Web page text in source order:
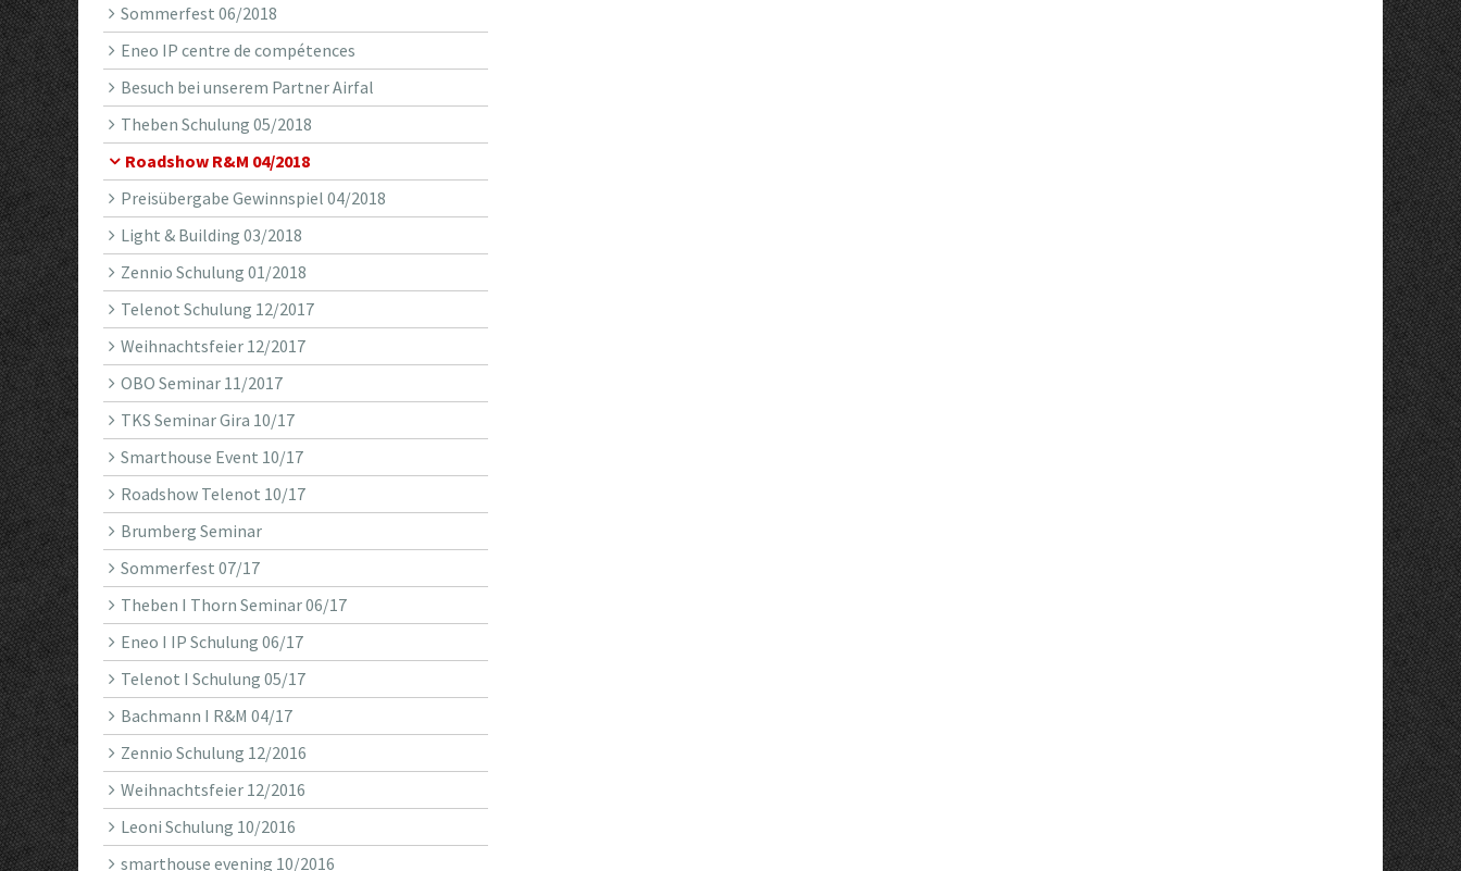
Sommerfest 06/2018
Eneo IP centre de compétences
Besuch bei unserem Partner Airfal
Theben Schulung 05/2018
Roadshow R&M 04/2018
Preisübergabe Gewinnspiel 04/2018
Light & Building 03/2018
Zennio Schulung 01/2018
Telenot Schulung 12/2017
Weihnachtsfeier 12/2017
OBO Seminar 11/2017
TKS Seminar Gira 10/17
Smarthouse Event 10/17
Roadshow Telenot 10/17
Brumberg Seminar
Sommerfest 07/17
Theben I Thorn Seminar 06/17
Eneo I IP Schulung 06/17
Telenot I Schulung 05/17
Bachmann I R&M 04/17
Zennio Schulung 12/2016
Weihnachtsfeier 12/2016
Leoni Schulung 10/2016
smarthouse evening 10/2016